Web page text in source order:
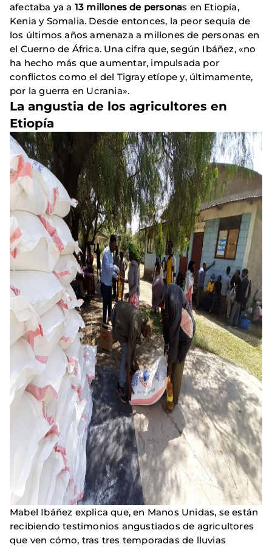
afectaba ya a 13 millones de personas en Etiopía,
Kenia y Somalia. Desde entonces, la peor sequía de
los últimos años amenaza a millones de personas en
el Cuerno de África. Una cifra que, según Ibáñez, «no
ha hecho más que aumentar, impulsada por
conflictos como el del Tigray etíope y, últimamente,
por la guerra en Ucrania».
La angustia de los agricultores en
Etiopía
Mabel Ibáñez explica que, en Manos Unidas, se están
recibiendo testimonios angustiados de agricultores
que ven cómo, tras tres temporadas de lluvias